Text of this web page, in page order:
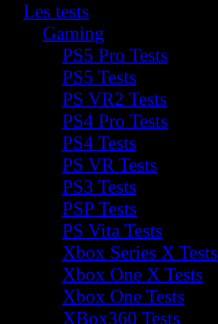
Les tests
Gaming
PS5 Pro Tests
PS5 Tests
PS VR2 Tests
PS4 Pro Tests
PS4 Tests
PS VR Tests
PS3 Tests
PSP Tests
PS Vita Tests
Xbox Series X Tests
Xbox One X Tests
Xbox One Tests
XBox360 Tests